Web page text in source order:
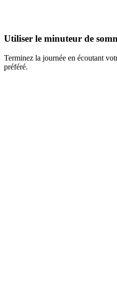
Utiliser le minuteur de
Terminez la journée en écoutant
préféré.